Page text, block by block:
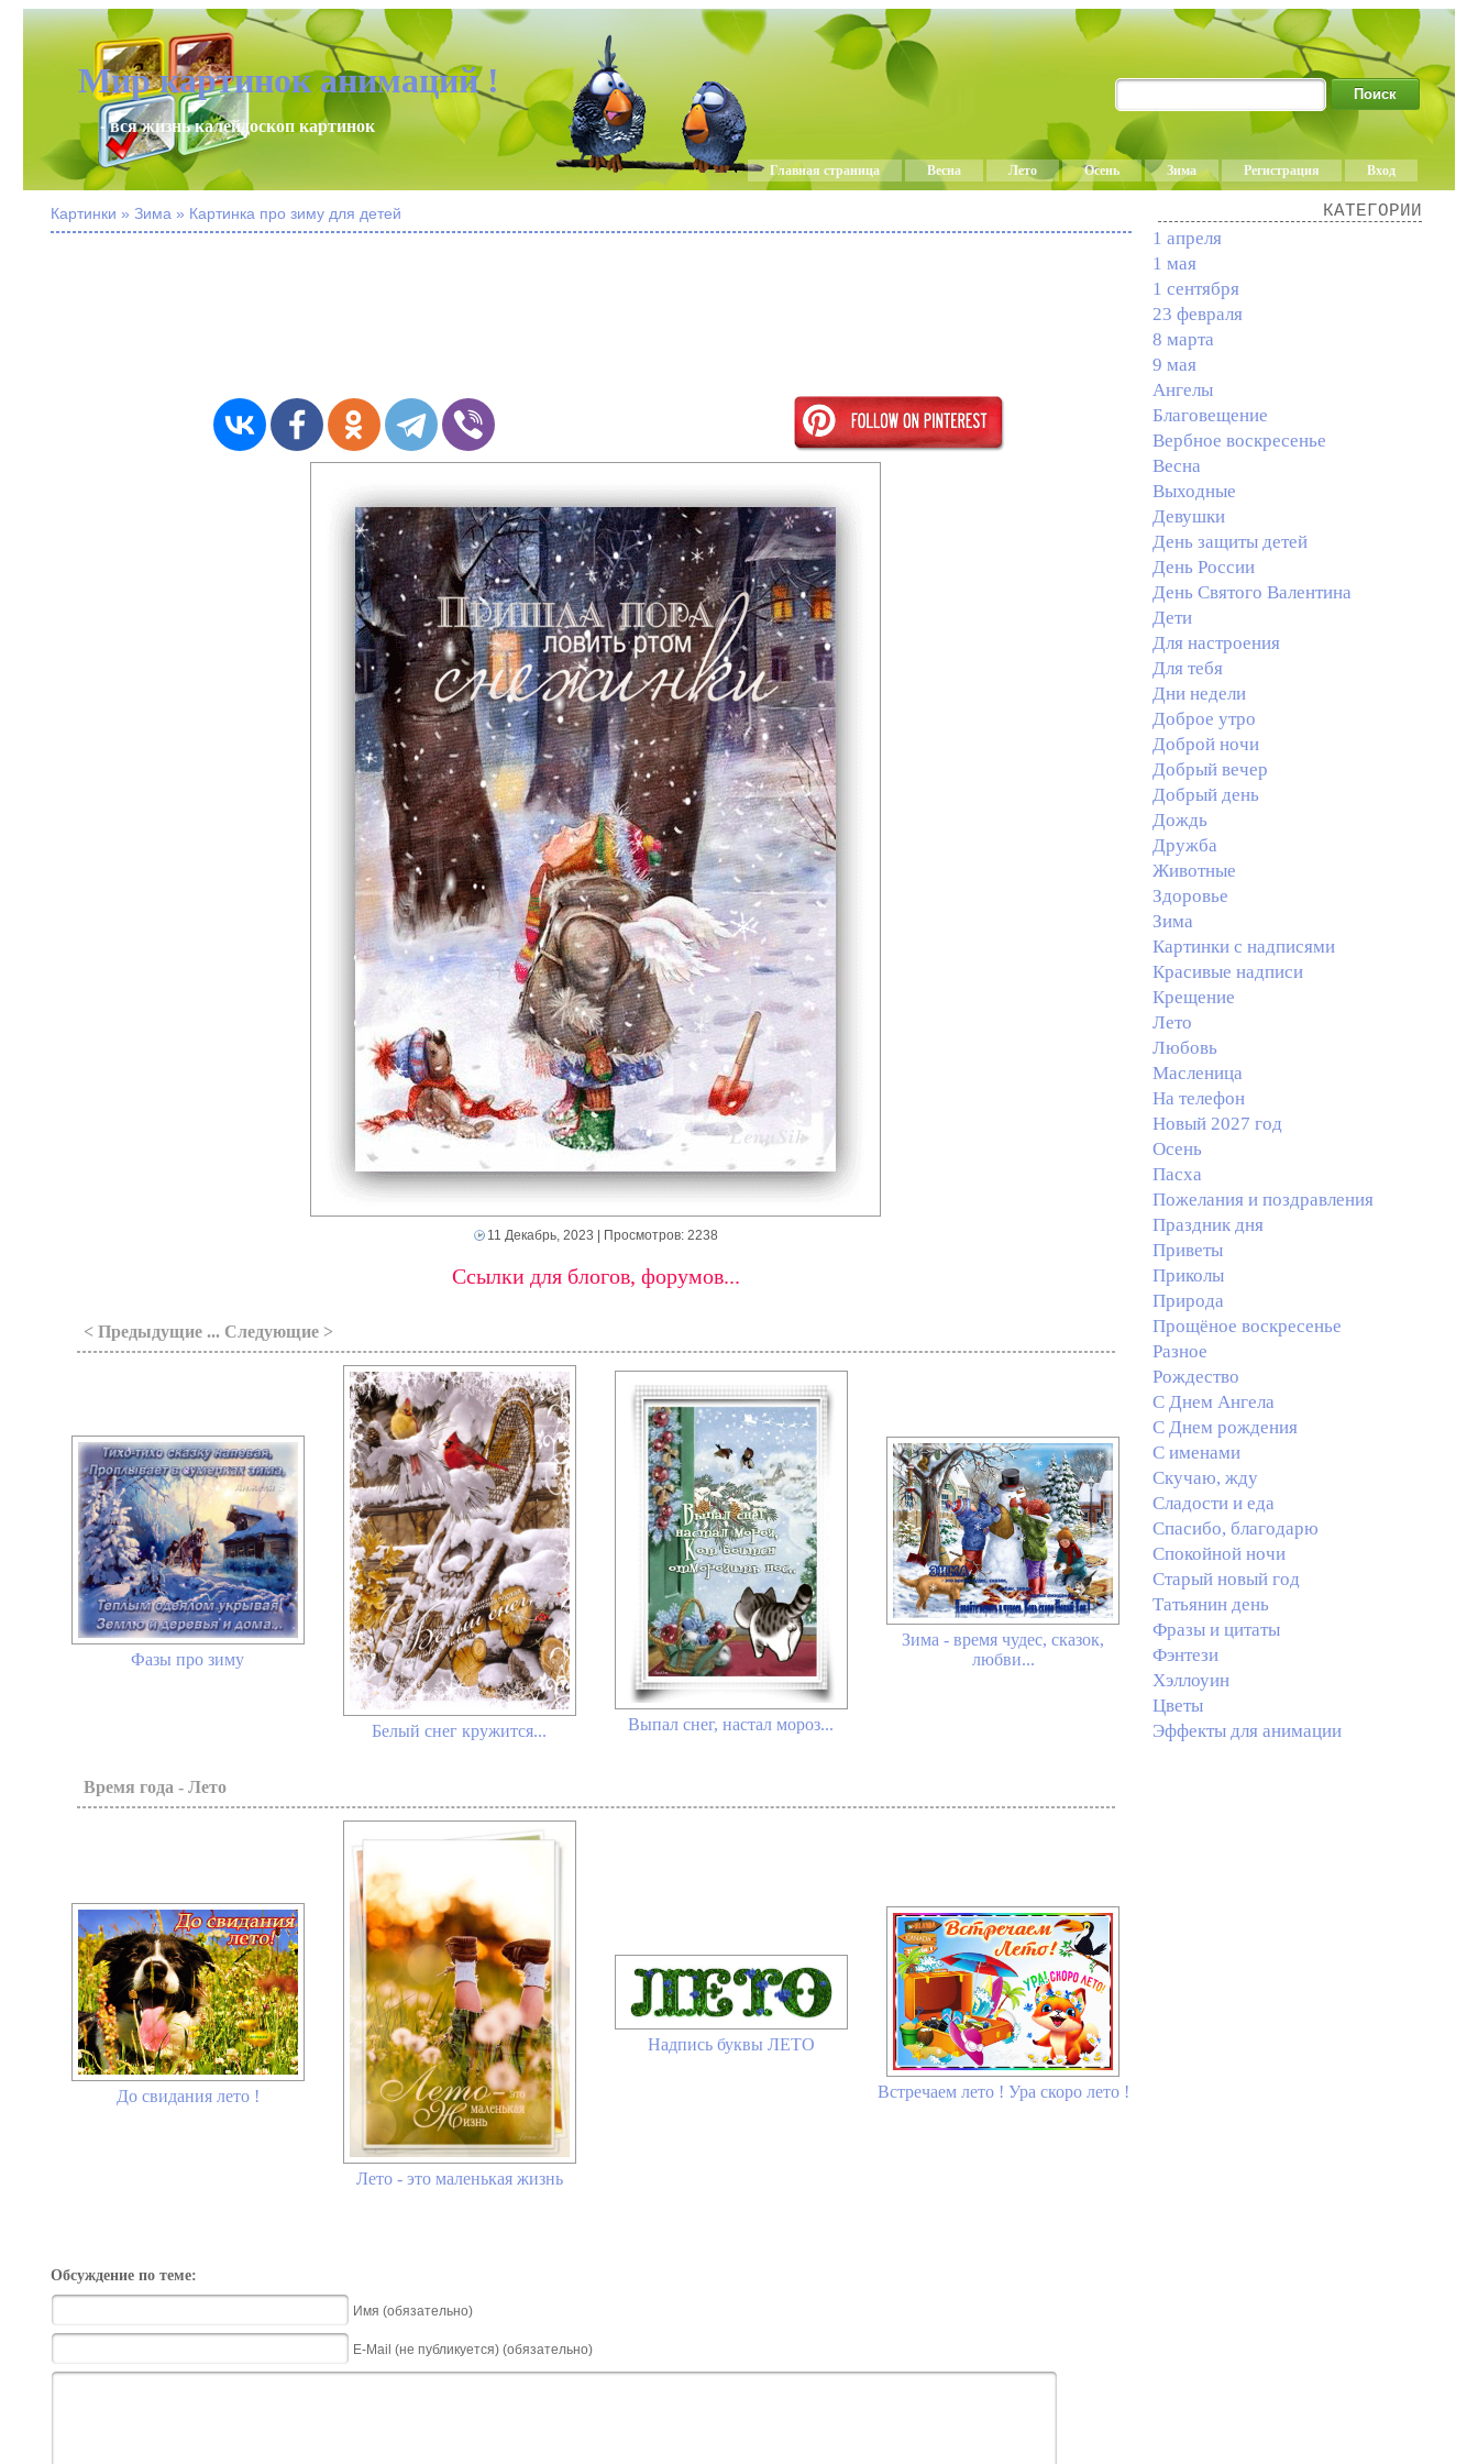
Мир картинок анимаций !
- вся жизнь калейдоскоп картинок
Главная страница Весна Лето Осень Зима Регистрация Вход
Картинки » Зима » Картинка про зиму для детей
11 Декабрь, 2023 | Просмотров: 2238
Ссылки для блогов, форумов...
< Предыдущие ... Следующие >
Фазы про зиму
Белый снег кружится... Выпал снег, настал мороз...
Зима - время чудес, сказок,
любви...
Время года - Лето
До свидания лето !
Лето - это маленькая жизнь
Надпись буквы ЛЕТО
Встречаем лето ! Ура скоро лето !
Обсуждение по теме:
Имя (обязательно)
E-Mail (не публикуется) (обязательно)
КАТЕГОРИИ
1 апреля
1 мая
1 сентября
23 февраля
8 марта
9 мая
Ангелы
Благовещение
Вербное воскресенье
Весна
Выходные
Девушки
День защиты детей
День России
День Святого Валентина
Дети
Для настроения
Для тебя
Дни недели
Доброе утро
Доброй ночи
Добрый вечер
Добрый день
Дождь
Дружба
Животные
Здоровье
Зима
Картинки с надписями
Красивые надписи
Крещение
Лето
Любовь
Масленица
На телефон
Новый 2027 год
Осень
Пасха
Пожелания и поздравления
Праздник дня
Приветы
Приколы
Природа
Прощёное воскресенье
Разное
Рождество
С Днем Ангела
С Днем рождения
С именами
Скучаю, жду
Сладости и еда
Спасибо, благодарю
Спокойной ночи
Старый новый год
Татьянин день
Фразы и цитаты
Фэнтези
Хэллоуин
Цветы
Эффекты для анимации